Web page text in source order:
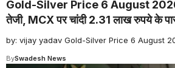
Gold-Silver Price 6 August 2026
तेजी, MCX पर चांदी 2.31 लाख रुपये के
by: vijay yadav Gold-Silver Price 6 August
BySwadesh News